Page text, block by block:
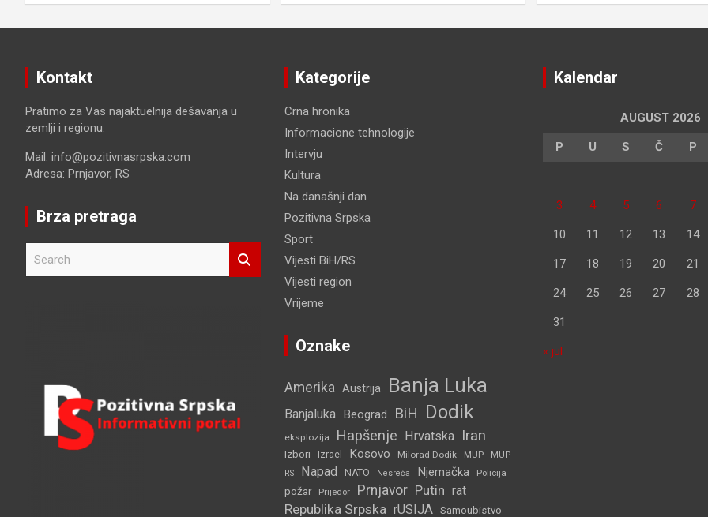
Kontakt
Pratimo za Vas najaktuelnija dešavanja u
zemlji i regionu.
Mail: info@pozitivnasrpska.com
Adresa: Prnjavor, RS
Brza pretraga
Kategorije
Crna hronika
Informacione tehnologije
Intervju
Kultura
Na današnji dan
Pozitivna Srpska
Sport
Vijesti BiH/RS
Vijesti region
Vrijeme
Oznake
Amerika Austrija Banja Luka
Banjaluka Beograd BiH Dodik
eksplozija Hapšenje Hrvatska Iran
Izbori Izrael Kosovo Milorad Dodik MUP
MUP
RS
Napad NATO Nesreća Njemačka Policija
požar Prijedor Prnjavor Putin rat
Republika Srpska rUSIJA Samoubistvo
Kalendar
AUGUST 2026
P U S Č P
3 4 5 6 7
10 11 12 13 14
17 18 19 20 21
24 25 26 27 28
31
« jul